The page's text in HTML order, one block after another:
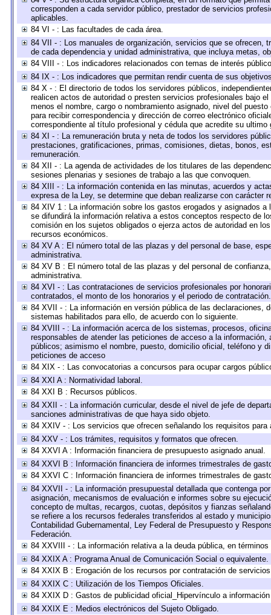
corresponden a cada servidor público, prestador de servicios
aplicables.
84 VI - : Las facultades de cada área.
84 VII - : Los manuales de organización, servicios que se
de cada dependencia y unidad administrativa, que incluya metas,
84 VIII - : Los indicadores relacionados con temas de interés
84 IX - : Los indicadores que permitan rendir cuenta de sus
84 X - : El directorio de todos los servidores públicos,
realicen actos de autoridad o presten servicios profesionales bajo
menos el nombre, cargo o nombramiento asignado, nivel del
para recibir correspondencia y dirección de correo electrónico
correspondiente al título profesional y cédula que acredite su ultimo
84 XI - : La remuneración bruta y neta de todos los servidores
prestaciones, gratificaciones, primas, comisiones, dietas, bonos,
remuneración.
84 XII - : La agenda de actividades de los titulares de las
sesiones plenarias y sesiones de trabajo a las que convoquen.
84 XIII - : La información contenida en las minutas, acuerdos y
expresa de la Ley, se determine que deban realizarse con carácter
84 XIV 1 : La información sobre los gastos erogados y asignados
se difundirá la información relativa a estos conceptos respecto de
comisión en los sujetos obligados o ejerza actos de autoridad en
recursos económicos.
84 XV A : El número total de las plazas y del personal de base,
administrativa.
84 XV B : El número total de las plazas y del personal de
administrativa.
84 XVI - : Las contrataciones de servicios profesionales por
contratados, el monto de los honorarios y el periodo de contratación.
84 XVII - : La información en versión pública de las
sistemas habilitados para ello, de acuerdo con lo siguiente.
84 XVIII - : La información acerca de los sistemas, procesos,
responsables de atender las peticiones de acceso a la
públicos; asimismo el nombre, puesto, domicilio oficial, teléfono y
peticiones de acceso
84 XIX - : Las convocatorias a concursos para ocupar cargos
84 XXI A : Normatividad laboral.
84 XXI B : Recursos públicos.
84 XXII - : La información curricular, desde el nivel de jefe de
sanciones administrativas de que haya sido objeto.
84 XXIV - : Los servicios que ofrecen señalando los requisitos para
84 XXV - : Los trámites, requisitos y formatos que ofrecen.
84 XXVI A : Información financiera de presupuesto asignado anual.
84 XXVI B : Información financiera de informes trimestrales de
84 XXVI C : Información financiera de informes trimestrales de
84 XXVII - : La información presupuestal detallada que contenga
asignación, mecanismos de evaluación e informes sobre su
concepto de multas, recargos, cuotas, depósitos y fianzas
se refiere a los recursos federales transferidos al estado y
Contabilidad Gubernamental, Ley Federal de Presupuesto y
Federación.
84 XXVIII - : La información relativa a la deuda pública, en
84 XXIX A : Programa Anual de Comunicación Social o equivalente.
84 XXIX B : Erogación de los recursos por contratación de
84 XXIX C : Utilización de los Tiempos Oficiales.
84 XXIX D : Gastos de publicidad oficial_Hipervínculo a
84 XXIX E : Medios electrónicos del Sujeto Obligado.